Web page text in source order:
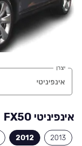
יצרן
אינפיניטי FX50
2013
2012